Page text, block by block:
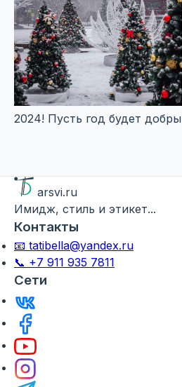
2024! Пусть год будет
arsvi.ru
Имидж, стиль и этикет...
Контакты
📧 tatibella@yandex.ru
📞 +7 911 935 7811
Сети